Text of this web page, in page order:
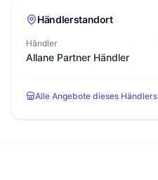
Händlerstandort
Händler
Allane Partner Händler
Alle Angebote dieses Händlers